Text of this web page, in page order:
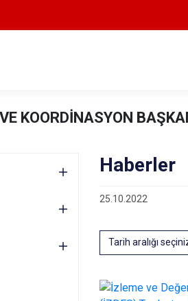
KOORDİNASYON
Haberler
25.10.2022
Tarih aralığı